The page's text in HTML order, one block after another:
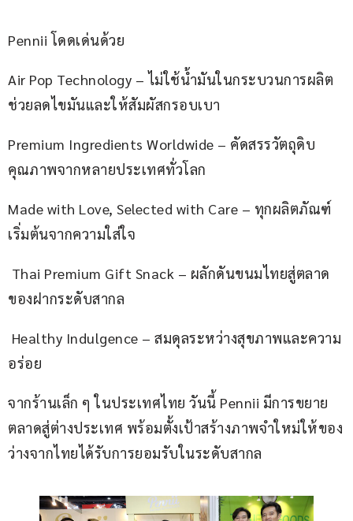
Pennii โดดเด่นด้วย
Air Pop Technology – ไม่ใช้น้ำมันในกระบวนการผลิต
ช่วยลดไขมันและให้สัมผัสกรอบเบา
Premium Ingredients Worldwide – คัดสรรวัตถุดิบ
คุณภาพจากหลายประเทศทั่วโลก
Made with Love, Selected with Care – ทุกผลิตภัณฑ์
เริ่มต้นจากความใส่ใจ
Thai Premium Gift Snack – ผลักดันขนมไทยสู่ตลาด
ของฝากระดับสากล
Healthy Indulgence – สมดุลระหว่างสุขภาพและความ
อร่อย
จากร้านเล็ก ๆ ในประเทศไทย วันนี้ Pennii มีการขยาย
ตลาดสู่ต่างประเทศ พร้อมตั้งเป้าสร้างภาพจำใหม่ให้ของ
ว่างจากไทยได้รับการยอมรับในระดับสากล